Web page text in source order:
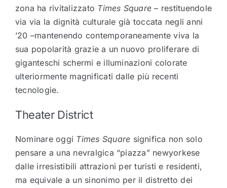
zona ha rivitalizzato Times Square – restituendole
via via la dignità culturale già toccata negli anni
’20 –mantenendo contemporaneamente viva la
sua popolarità grazie a un nuovo proliferare di
giganteschi schermi e illuminazioni colorate
ulteriormente magnificati dalle più recenti
tecnologie.
Theater District
Nominare oggi Times Square significa non solo
pensare a una nevralgica “piazza” newyorkese
dalle irresistibili attrazioni per turisti e residenti,
ma equivale a un sinonimo per il distretto dei